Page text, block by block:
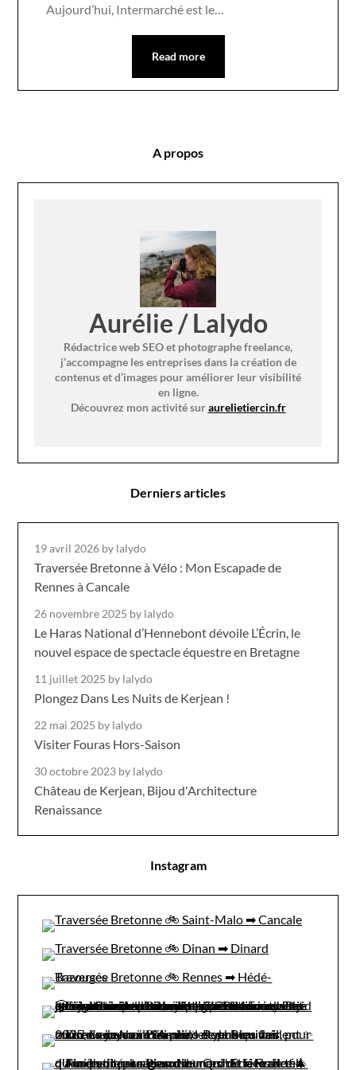
Aujourd’hui, Intermarché est le…
Read more
A propos
Aurélie / Lalydo
Rédactrice web SEO et photographe freelance,
j’accompagne les entreprises dans la création de
contenus et d’images pour améliorer leur visibilité
en ligne.
Découvrez mon activité suraurelietiercin.fr
Derniers articles
19 avril 2026 by lalydo
Traversée Bretonne à Vélo : Mon Escapade de
Rennes à Cancale
26 novembre 2025 by lalydo
Le Haras National d’Hennebont dévoile L’Écrin, le
nouvel espace de spectacle équestre en Bretagne
11 juillet 2025 by lalydo
Plongez Dans Les Nuits de Kerjean !
22 mai 2025 by lalydo
Visiter Fouras Hors-Saison
30 octobre 2023 by lalydo
Château de Kerjean, Bijou d'Architecture
Renaissance
Instagram